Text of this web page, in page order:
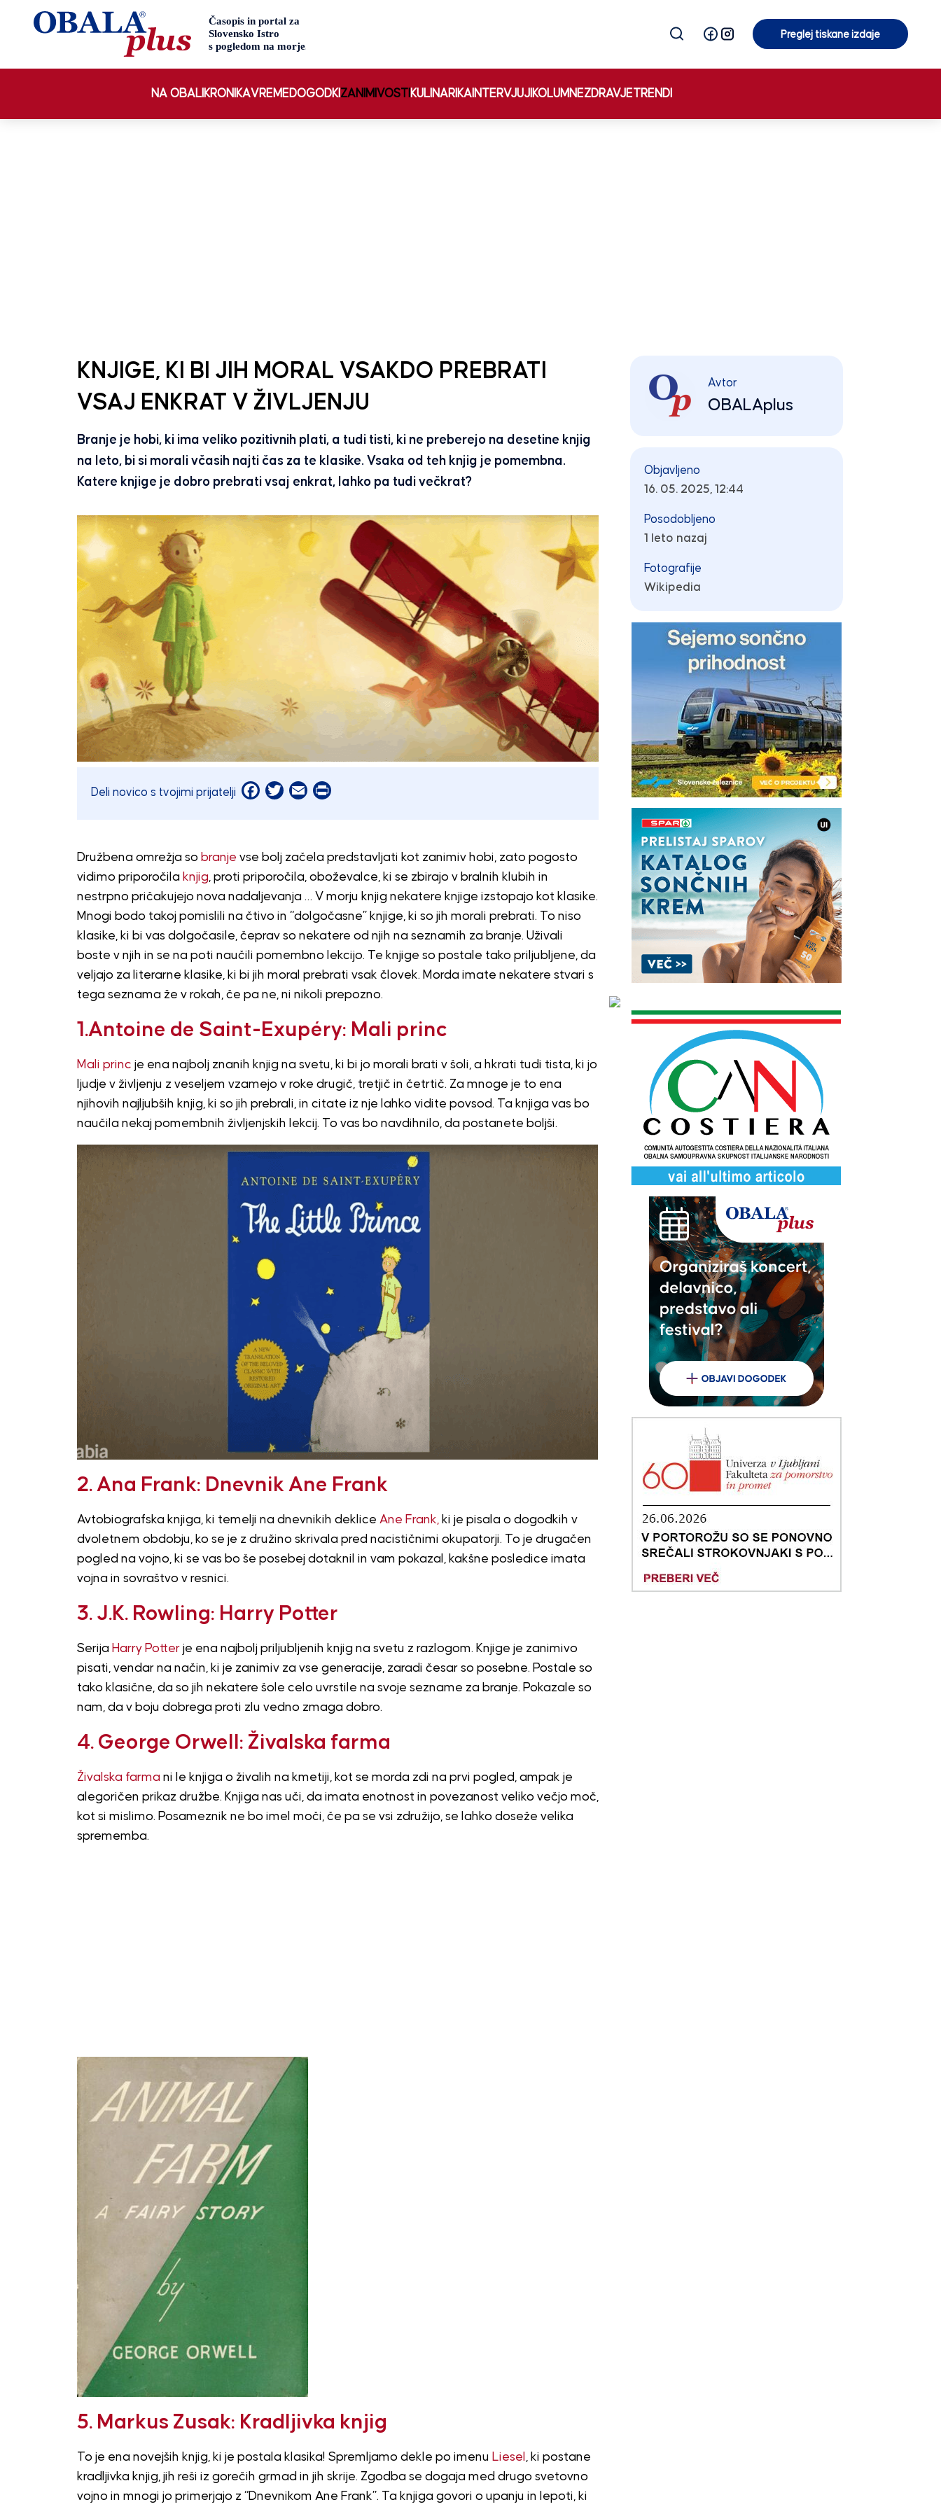
Preglej tiskane izdaje
NA OBALI KRONIKAVREMEDOGODKIZANIMIVOSTI KULINARIKA INTERVJUJI KOLUMNEZDRAVJETRENDI
KNJIGE, KI BI JIH MORAL VSAKDO PREBRATI
VSAJ ENKRAT V ŽIVLJENJU
Branje je hobi, ki ima veliko pozitivnih plati, a tudi tisti, ki ne preberejo na desetine knjig
na leto, bi si morali včasih najti čas za te klasike. Vsaka od teh knjig je pomembna.
Katere knjige je dobro prebrati vsaj enkrat, lahko pa tudi večkrat?
Deli novico s tvojimi prijatelji Facebook
Twitter
EmailPrint
Družbena omrežja so branje vse bolj začela predstavljati kot zanimiv hobi, zato pogosto
vidimo priporočila knjig, proti priporočila, oboževalce, ki se zbirajo v bralnih klubih in
nestrpno pričakujejo nova nadaljevanja … V morju knjig nekatere knjige izstopajo kot klasike.
Mnogi bodo takoj pomislili na čtivo in “dolgočasne” knjige, ki so jih morali prebrati. To niso
klasike, ki bi vas dolgočasile, čeprav so nekatere od njih na seznamih za branje. Uživali
boste v njih in se na poti naučili pomembno lekcijo. Te knjige so postale tako priljubljene, da
veljajo za literarne klasike, ki bi jih moral prebrati vsak človek. Morda imate nekatere stvari s
tega seznama že v rokah, če pa ne, ni nikoli prepozno.
1.Antoine de Saint-Exupéry: Mali princ
Mali princ je ena najbolj znanih knjig na svetu, ki bi jo morali brati v šoli, a hkrati tudi tista, ki jo
ljudje v življenju z veseljem vzamejo v roke drugič, tretjič in četrtič. Za mnoge je to ena
njihovih najljubših knjig, ki so jih prebrali, in citate iz nje lahko vidite povsod. Ta knjiga vas bo
naučila nekaj pomembnih življenjskih lekcij. To vas bo navdihnilo, da postanete boljši.
2. Ana Frank: Dnevnik Ane Frank
Avtobiografska knjiga, ki temelji na dnevnikih deklice Ane Frank,ki je pisala o dogodkih v
dvoletnem obdobju, ko se je z družino skrivala pred nacističnimi okupatorji. To je drugačen
pogled na vojno, ki se vas bo še posebej dotaknil in vam pokazal, kakšne posledice imata
vojna in sovraštvo v resnici.
3. J.K. Rowling: Harry Potter
Serija Harry Potterje ena najbolj priljubljenih knjig na svetu z razlogom. Knjige je zanimivo
pisati, vendar na način, ki je zanimiv za vse generacije, zaradi česar so posebne. Postale so
tako klasične, da so jih nekatere šole celo uvrstile na svoje sezname za branje. Pokazale so
nam, da v boju dobrega proti zlu vedno zmaga dobro.
4. George Orwell: Živalska farma
Živalska farmani le knjiga o živalih na kmetiji, kot se morda zdi na prvi pogled, ampak je
alegoričen prikaz družbe. Knjiga nas uči, da imata enotnost in povezanost veliko večjo moč,
kot si mislimo. Posameznik ne bo imel moči, če pa se vsi združijo, se lahko doseže velika
sprememba.
5. Markus Zusak: Kradljivka knjig
To je ena novejših knjig, ki je postala klasika! Spremljamo dekle po imenu Liesel , ki postane
kradljivka knjig, jih reši iz gorečih grmad in jih skrije. Zgodba se dogaja med drugo svetovno
vojno in mnogi jo primerjajo z “Dnevnikom Ane Frank”. Ta knjiga govori o upanju in lepoti, ki
Avtor
OBALAplus
Objavljeno
16. 05. 2025, 12:44
Posodobljeno
1 leto nazaj
Fotografije
Wikipedia